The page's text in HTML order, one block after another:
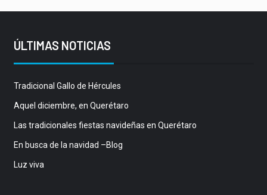
ÚLTIMAS NOTICIAS
Tradicional Gallo de Hércules
Aquel diciembre, en Querétaro
Las tradicionales fiestas navideñas en Querétaro
En busca de la navidad –Blog
Luz viva